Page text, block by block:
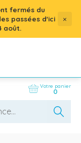
fermés du
passées d'ici
août.
×
Votre panier
0